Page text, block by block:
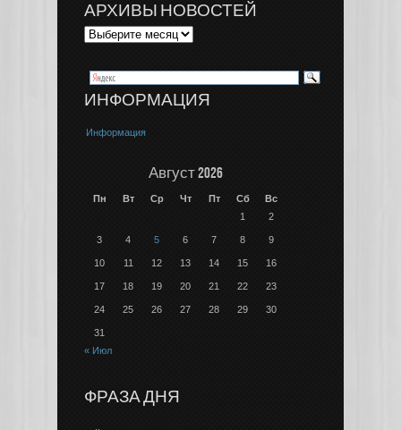
АРХИВЫ НОВОСТЕЙ
ИНФОРМАЦИЯ
Информация
Август 2026
Пн Вт Ср Чт Пт Сб
Вс
1
2
3 4 5 6 7 8 9
10 11 12 13 14 15 16
17 18 19 20 21 22 23
24 25 26 27 28 29 30
31
« Июл
ФРАЗА ДНЯ